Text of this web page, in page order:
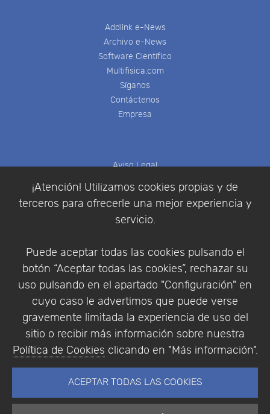
¡Atención! Utilizamos cookies propias y de
terceros para ofrecerle una mejor experiencia y
servicio.
Puede aceptar todas las cookies pulsando el
botón “Aceptar todas las cookies”, rechazar su
uso pulsando en el apartado "Configuración" en
cuyo caso le advertimos que puede verse
gravemente limitada la experiencia de uso del
sitio o recibir más información sobre nuestra
Política de Cookies clicando en "Más información".
ACEPTAR TODAS LAS COOKIES
Addlink e-News
Archivo e-News
Software Científico
Multifisica.com
Síganos
Contáctenos
Empresa
Aviso Legal
Política de Privacidad
Condiciones de compra
Identificarse
Empresa|Aviso Legal| Política de Privacidad |
Política de Cookies
© Copyright 1994 - 2026. Addlink Software
Científico, S.L.
Portugal.